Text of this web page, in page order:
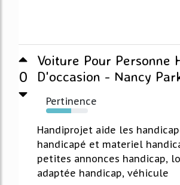
0
Voiture Pour Personne
D'occasion - Nancy
Pertinence
60%
Handiprojet aide les
handicapé et materiel
petites annonces handicap,
adaptée handicap, véhicule